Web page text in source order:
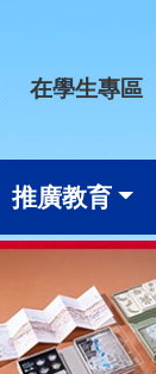
在學生專區
推廣教育